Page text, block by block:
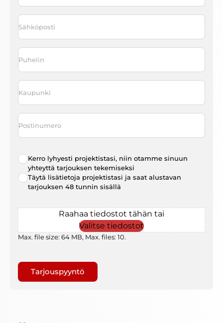
Sähköposti
Puhelin
Kaupunki
Postinumero
Radio
choice*
Kerro lyhyesti projektistasi, niin otamme sinuun
yhteyttä tarjouksen tekemiseksi
Täytä lisätietoja projektistasi ja saat alustavan
tarjouksen 48 tunnin sisällä
File
Raahaa tiedostot tähän tai
Valitse tiedostot
Max. file size: 64 MB, Max. files: 10.
Tarjouspyyntö